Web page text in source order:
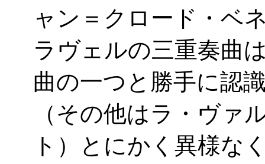
ャン＝クロード・ベ
ラヴェルの三重奏曲
曲の一つと勝手に認
（その他はラ・ヴァ
ト）とにかく異様な